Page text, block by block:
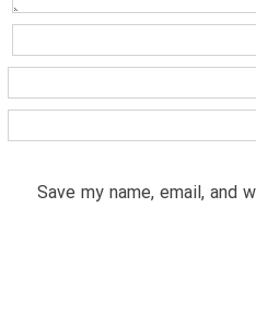
Save my name, email,